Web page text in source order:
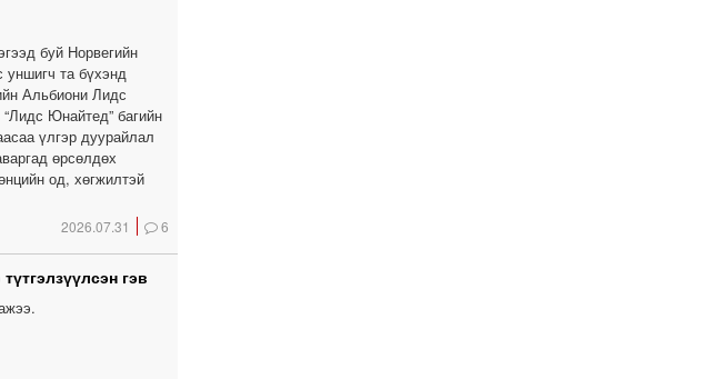
буй Норвегийн
та бүхэнд
Альбиони Лидс
Юнайтед” багийн
үлгэр дуурайлал
өрсөлдөх
од, хөгжилтэй
2026.07.31 6
гэв